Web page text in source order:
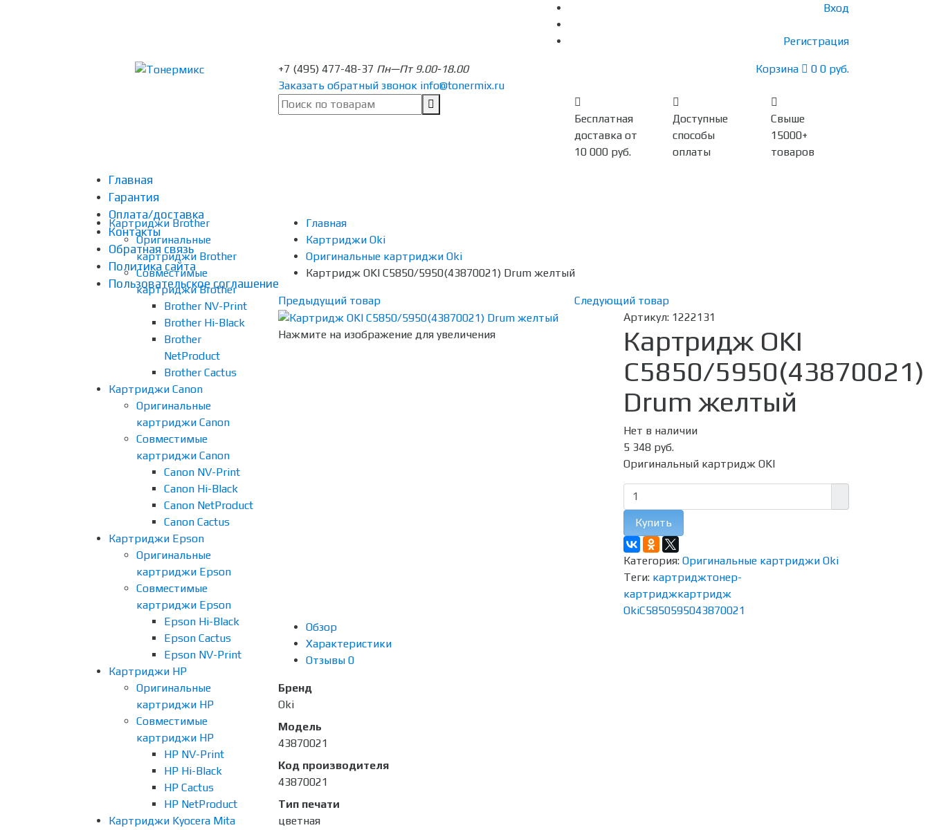
Вход
Регистрация
+7 (495) 477-48-37 Пн—Пт 9.00-18.00
Заказать обратный звонок info@tonermix.ru
Корзина 0 0 руб.
Бесплатная
доставка от
10 000 руб.
Доступные
способы
оплаты
Свыше
15000+
товаров
Главная
Гарантия
Оплата/доставка
Контакты
Обратная связь
Политика сайта
Пользовательское соглашение
Картриджи Brother
Оригинальные
картриджи Brother
Совместимые
картриджи Brother
Brother NV-Print
Brother Hi-Black
Brother
NetProduct
Brother Cactus
Картриджи Canon
Оригинальные
картриджи Canon
Совместимые
картриджи Canon
Canon NV-Print
Canon Hi-Black
Canon NetProduct
Canon Cactus
Картриджи Epson
Оригинальные
картриджи Epson
Совместимые
картриджи Epson
Epson Hi-Black
Epson Cactus
Epson NV-Print
Картриджи HP
Оригинальные
картриджи HP
Совместимые
картриджи HP
HP NV-Print
HP Hi-Black
HP Cactus
HP NetProduct
Картриджи Kyocera Mita
Главная
Картриджи Oki
Оригинальные картриджи Oki
Картридж OKI C5850/5950(43870021) Drum желтый
Предыдущий товар Следующий товар
Нажмите на изображение для увеличения
Артикул: 1222131
Картридж OKI
C5850/5950(43870021)
Drum желтый
Нет в наличии
5 348 руб.
Оригинальный картридж OKI
Купить
Категория: Оригинальные картриджи Oki
Теги: картриджтонер-
картриджкартридж
OkiC5850595043870021
Обзор
Характеристики
Отзывы 0
Бренд
Oki
Модель
43870021
Код производителя
43870021
Тип печати
цветная